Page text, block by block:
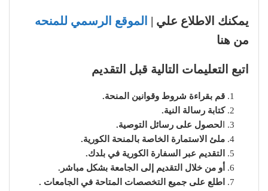
يمكنك الاطلاع علي | الموقع الرسمي للمنحه
من هنا
اتبع التعليمات التالية قبل التقديم
قم بقراءة شروط وقوانين المنحة.
كتابة رسالة النية.
لحصول على رسائل التوصية.
ملئ الاستمارة الخاصة بالمنحة الكورية.
التقديم عبر السفارة الكورية في بلدك.
أو من خلال التقديم إلى الجامعة بشكل مباشر.
اطلع على جميع التخصصات المتاحة في الجامعات .